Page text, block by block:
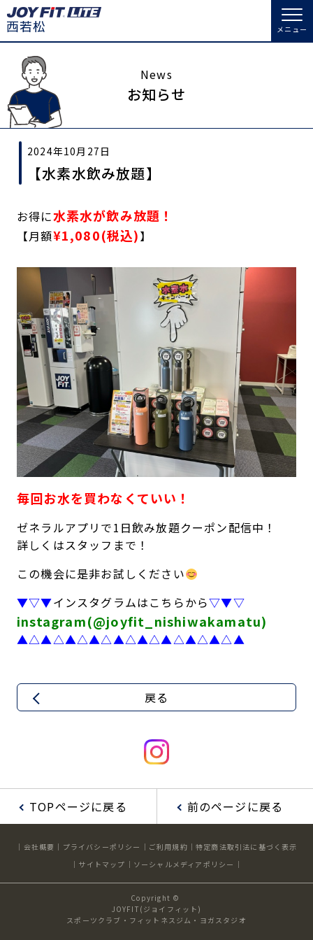
メニュー
店舗トップ
会員の方へトップ
会員様へのお知らせ
予約する 休会お手続き
店舗情報・サービス よくあるご質問
店舗へのお問い合わせ
入会のお手続きをする
入会するトップ
入会を悩まれている方へトップ
キャンペーン 料金のご案内
アクセス 店舗情報・サービス
見学・体験 スタジオプログラム情報
入会方法 よくあるご質問
店舗へのお問い合わせ
JOYFIT総合トップ JOYFIT
JOYFIT24 JOYFIT YOGA
JOYFIT+ 店舗を探す
News
お知らせ
2024年10月27日
【水素水飲み放題】
お得に水素水が飲み放題！
【月額¥1,080(税込)】
毎回お水を買わなくていい！
ゼネラルアプリで1日飲み放題クーポン配信中！
詳しくはスタッフまで！
この機会に是非お試しください
▼▽▼インスタグラムはこちらから▽▼▽
instagram(@joyfit_nishiwakamatu)
▲△▲△▲△▲△▲△▲△▲△▲△▲△▲
戻る
TOPページに戻る 前のページに戻る
会社概要 プライバシーポリシー ご利用規約
特定商法取引法に基づく表示
サイトマップ
ソーシャルメディアポリシー
Copyright ©
JOYFIT(ジョイフィット)
スポーツクラブ・フィットネスジム・ヨガスタジオ